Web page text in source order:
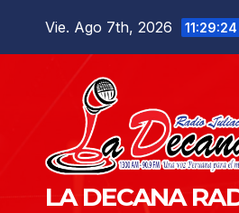
Vie. Ago 7th, 2026
LA DECANA